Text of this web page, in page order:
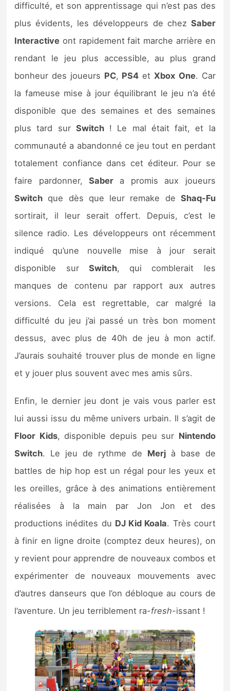
difficulté, et son apprentissage qui n’est pas des
plus évidents, les développeurs de chez Saber
Interactive ont rapidement fait marche arrière en
rendant le jeu plus accessible, au plus grand
bonheur des joueurs PC, PS4 etXbox One. Car
la fameuse mise à jour équilibrant le jeu n’a été
disponible que des semaines et des semaines
plus tard sur Switch! Le mal était fait, et la
communauté a abandonné ce jeu tout en perdant
totalement confiance dans cet éditeur. Pour se
faire pardonner,Saber a promis aux joueurs
Switch que dès que leur remake de Shaq-Fu
sortirait, il leur serait offert. Depuis, c’est le
silence radio. Les développeurs ont récemment
indiqué qu’une nouvelle mise à jour serait
disponible sur Switch, qui comblerait les
manques de contenu par rapport aux autres
versions. Cela est regrettable, car malgré la
difficulté du jeu j’ai passé un très bon moment
dessus, avec plus de 40h de jeu à mon actif.
J’aurais souhaité trouver plus de monde en ligne
et y jouer plus souvent avec mes amis sûrs.
Enfin, le dernier jeu dont je vais vous parler est
lui aussi issu du même univers urbain. Il s’agit de
Floor Kids, disponible depuis peu sur Nintendo
Switch. Le jeu de rythme de Merjà base de
battles de hip hop est un régal pour les yeux et
les oreilles, grâce à des animations entièrement
réalisées à la main par Jon Jon et des
productions inédites du DJ Kid Koala. Très court
à finir en ligne droite (comptez deux heures), on
y revient pour apprendre de nouveaux combos et
expérimenter de nouveaux mouvements avec
d’autres danseurs que l’on débloque au cours de
l’aventure. Un jeu terriblement ra-fresh-issant !